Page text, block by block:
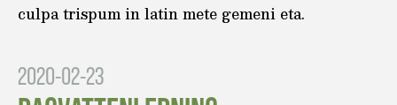
culpa trispum in latin mete gemeni eta.
2020-02-23